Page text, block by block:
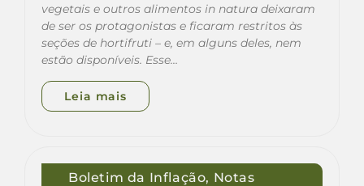
vegetais e outros alimentos in natura deixaram
de ser os protagonistas e ficaram restritos às
seções de hortifruti – e, em alguns deles, nem
estão disponíveis. Esse…
Leia mais
Boletim da Inflação, Notas